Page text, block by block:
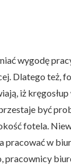
wygodę
Dlatego też,
iż
być
fotela.
w